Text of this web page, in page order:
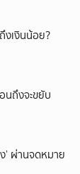
งเงินน้อย?
นถึงจะขยับ
’ ผ่านจดหมาย